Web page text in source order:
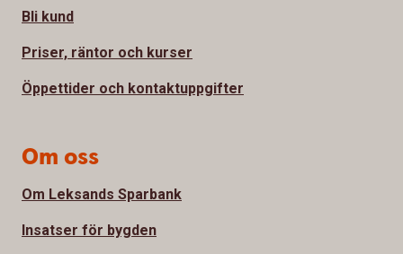
Bli kund
Priser, räntor och kurser
Öppettider och kontaktuppgifter
Om oss
Om Leksands Sparbank
Insatser för bygden